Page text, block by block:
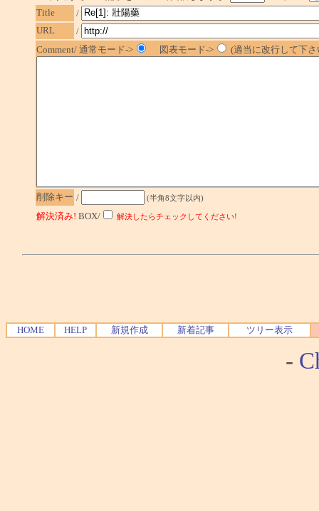
Title
/
URL
/
Comment/ 通常モード->
図表モード-> (適当に改行して下
削除キー / (半角8文字以内)
解決済み! BOX/ 解決したらチェックしてください!
HOME HELP 新規作成 新着記事 ツリー表示
-